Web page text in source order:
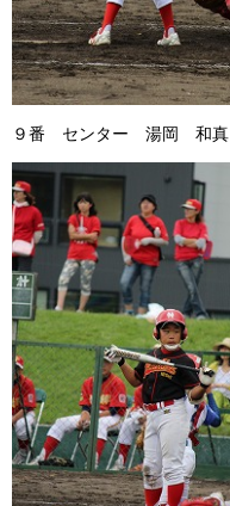
９番 センター 湯岡 和真